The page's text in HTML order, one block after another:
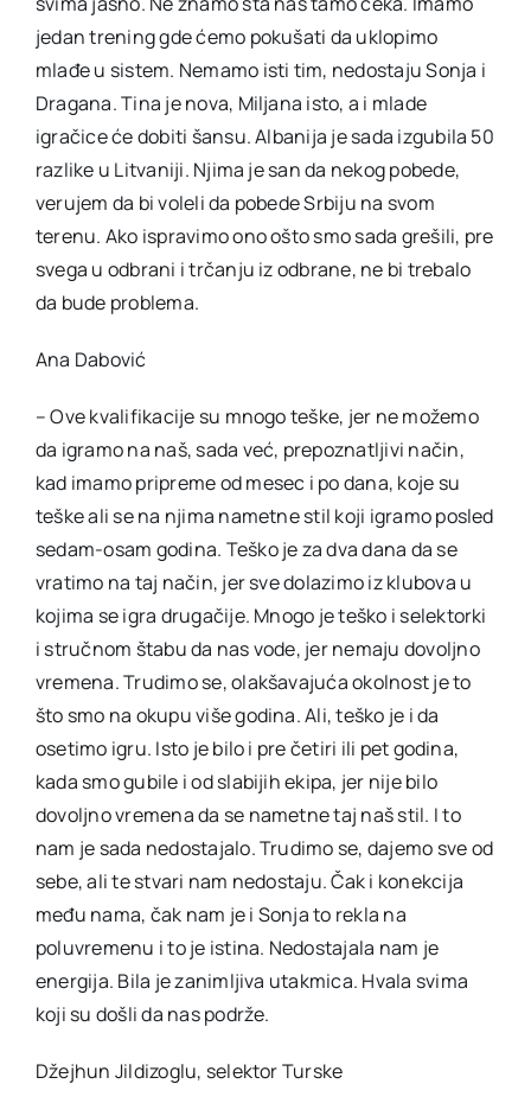
jedan trening gde ćemo pokušati da uklopimo
mlađe u sistem. Nemamo isti tim, nedostaju Sonja i
Dragana. Tina je nova, Miljana isto, a i mlade
igračice će dobiti šansu. Albanija je sada izgubila 50
razlike u Litvaniji. Njima je san da nekog pobede,
verujem da bi voleli da pobede Srbiju na svom
terenu. Ako ispravimo ono ošto smo sada grešili, pre
svega u odbrani i trčanju iz odbrane, ne bi trebalo
da bude problema.
Ana Dabović
– Ove kvalifikacije su mnogo teške, jer ne možemo
da igramo na naš, sada već, prepoznatljivi način,
kad imamo pripreme od mesec i po dana, koje su
teške ali se na njima nametne stil koji igramo posled
sedam-osam godina. Teško je za dva dana da se
vratimo na taj način, jer sve dolazimo iz klubova u
kojima se igra drugačije. Mnogo je teško i selektorki
i stručnom štabu da nas vode, jer nemaju dovoljno
vremena. Trudimo se, olakšavajuća okolnost je to
što smo na okupu više godina. Ali, teško je i da
osetimo igru. Isto je bilo i pre četiri ili pet godina,
kada smo gubile i od slabijih ekipa, jer nije bilo
dovoljno vremena da se nametne taj naš stil. I to
nam je sada nedostajalo. Trudimo se, dajemo sve od
sebe, ali te stvari nam nedostaju. Čak i konekcija
među nama, čak nam je i Sonja to rekla na
poluvremenu i to je istina. Nedostajala nam je
energija. Bila je zanimljiva utakmica. Hvala svima
koji su došli da nas podrže.
Džejhun Jildizoglu, selektor Turske